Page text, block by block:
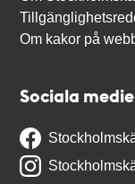
Om kakor på
Sociala